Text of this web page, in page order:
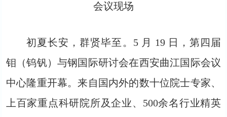
会议现场
初夏长安，群贤毕至。5 月 19 日，第四届
钼（钨钒）与钢国际研讨会在西安曲江国际会议
中心隆重开幕。来自国内外的数十位院士专家、
上百家重点科研院所及企业、500余名行业精英